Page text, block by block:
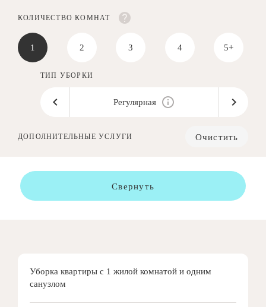
КОЛИЧЕСТВО КОМНАТ
1 2 3 4 5+
ТИП УБОРКИ
Регулярная
ДОПОЛНИТЕЛЬНЫЕ УСЛУГИ Очистить
Свернуть
Уборка квартиры с 1 жилой комнатой и одним
санузлом